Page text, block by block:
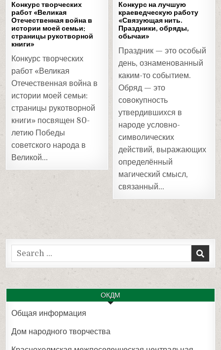
Конкурс творческих
работ «Великая
Отечественная война в
истории моей семьи:
страницы рукотворной
книги»
Конкурс творческих
работ «Великая
Отечественная война в
истории моей семьи:
страницы рукотворной
книги» посвящен 80-
летию Победы
советского народа в
Великой…
Конкурс на лучшую
краеведческую работу
«Связующая нить.
Праздники, обряды,
обычаи»
Праздник — это особый
день, ознаменованный
каким-то событием.
Обряд — это
совокупность
утвердившихся в
народе условно-
символических
действий, выражающих
определённый
магический смысл,
связанный…
Search
for:
ОКДМ
Общая информация
Дом народного творчества